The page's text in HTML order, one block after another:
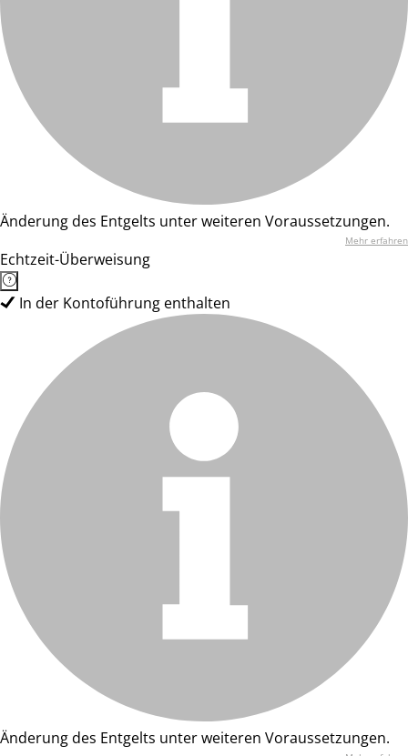
Änderung des Entgelts unter weiteren Voraussetzungen.
Mehr erfahren
Echtzeit-Überweisung
In der Kontoführung enthalten
Änderung des Entgelts unter weiteren Voraussetzungen.